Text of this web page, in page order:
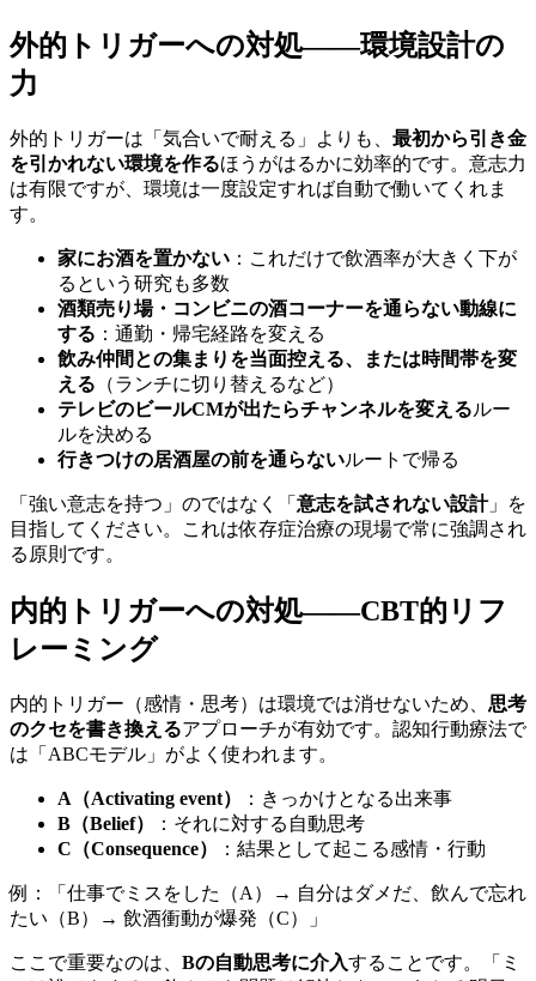
外的トリガーへの対処——環境設計の
力
外的トリガーは「気合いで耐える」よりも、 最初から引き金
を引かれない環境を作るほうがはるかに効率的です。意志力
は有限ですが、環境は一度設定すれば自動で働いてくれま
す。
家にお酒を置かない ：これだけで飲酒率が大きく下が
るという研究も多数
酒類売り場・コンビニの酒コーナーを通らない動線に
する ：通勤・帰宅経路を変える
飲み仲間との集まりを当面控える、または時間帯を変
える （ランチに切り替えるなど）
テレビのビールCMが出たらチャンネルを変えるルー
ルを決める
行きつけの居酒屋の前を通らないルートで帰る
「強い意志を持つ」のではなく「 意志を試されない設計」を
目指してください。これは依存症治療の現場で常に強調され
る原則です。
内的トリガーへの対処——CBT的リフ
レーミング
内的トリガー（感情・思考）は環境では消せないため、 思考
のクセを書き換えるアプローチが有効です。認知行動療法で
は「ABCモデル」がよく使われます。
A（Activating event）
：きっかけとなる出来事
B（Belief）
：それに対する自動思考
C（Consequence）
：結果として起こる感情・行動
例：「仕事でミスをした（A）→ 自分はダメだ、飲んで忘れ
たい（B）→ 飲酒衝動が爆発（C）」
ここで重要なのは、 Bの自動思考に介入することです。「ミ